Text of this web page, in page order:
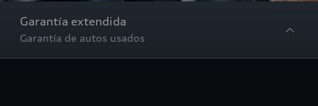
Garantía extendida
Garantía de autos usados